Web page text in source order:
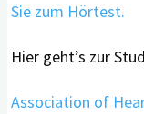
Sie zum Hörtest.
Hier geht’s zur
Association of